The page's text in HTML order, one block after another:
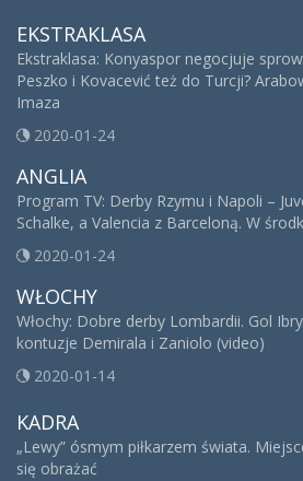
EKSTRAKLASA
Ekstraklasa: Konyaspor negocjuje
Peszko i Kovacević też do Turcji?
Imaza
2020-01-24
ANGLIA
Program TV: Derby Rzymu i Napoli –
Schalke, a Valencia z Barceloną. W
2020-01-24
WŁOCHY
Włochy: Dobre derby Lombardii. Gol
kontuzje Demirala i Zaniolo (video)
2020-01-14
KADRA
„Lewy” ósmym piłkarzem świata.
się obrażać